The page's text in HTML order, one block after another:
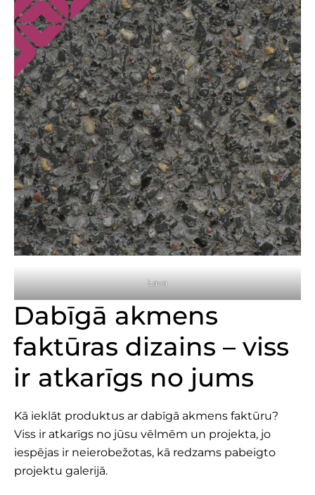
Lava
Dabīgā akmens
faktūras dizains – viss
ir atkarīgs no jums
Kā ieklāt produktus ar dabīgā akmens faktūru?
Viss ir atkarīgs no jūsu vēlmēm un projekta, jo
iespējas ir neierobežotas, kā redzams pabeigto
projektu galerijā.